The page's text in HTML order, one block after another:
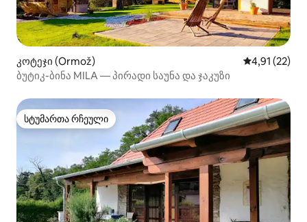
კოტეჯი (Ormož) საშუალო
4,91 (22)
ბუტიკ-ბინა MILA — პირადი საუნა და ჯაკუზი
სტუმართა რჩეული
სტუმართა რჩეული